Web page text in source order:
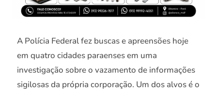
A Polícia Federal fez buscas e apreensões hoje
em quatro cidades paraenses em uma
investigação sobre o vazamento de informações
sigilosas da própria corporação. Um dos alvos é o